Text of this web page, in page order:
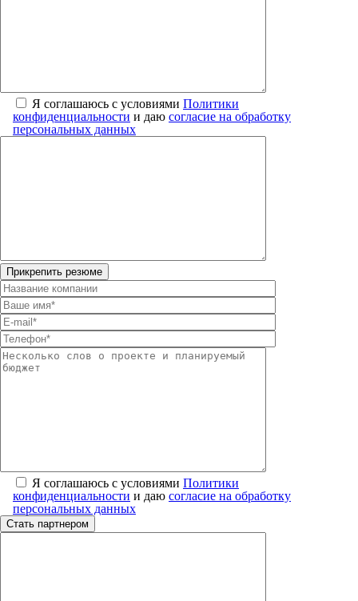
Я соглашаюсь с условиями Политики
конфиденциальности и даю согласие на обработку
персональных данных
Я соглашаюсь с условиями Политики
конфиденциальности и даю согласие на обработку
персональных данных